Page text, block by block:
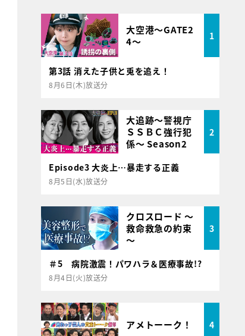
大空港～GATE2
4～
1
第3話 消えた子供と兎を追え！
8月6日(木)放送分
大追跡～警視庁
ＳＳＢＣ強行犯
係～ Season2
2
Episode3 大炎上…暴走する正義
8月5日(水)放送分
クロスロード ～
救命救急の約束
～
3
＃5 病院激震！パワハラ＆医療事故!?
8月4日(火)放送分
アメトーーク！ 4